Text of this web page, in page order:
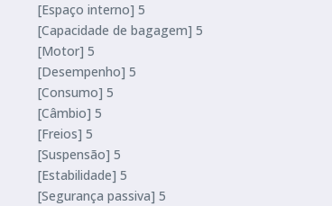
[Espaço interno] 5
[Capacidade de bagagem] 5
[Motor] 5
[Desempenho] 5
[Consumo] 5
[Câmbio] 5
[Freios] 5
[Suspensão] 5
[Estabilidade] 5
[Segurança passiva] 5